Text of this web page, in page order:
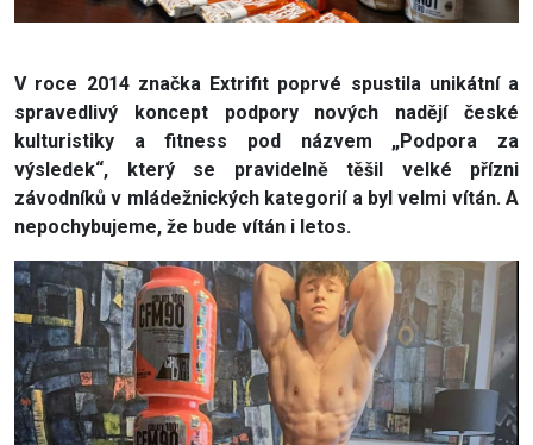
V roce 2014 značka Extrifit poprvé spustila unikátní a
spravedlivý koncept podpory nových nadějí české
kulturistiky a fitness pod názvem „Podpora za
výsledek“, který se pravidelně těšil velké přízni
závodníků v mládežnických kategorií a byl velmi vítán. A
nepochybujeme, že bude vítán i letos.